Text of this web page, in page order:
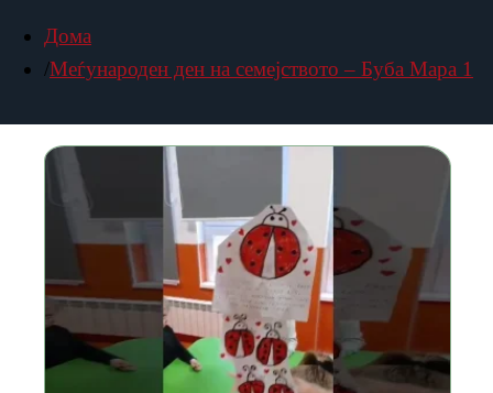
Дома
Меѓународен ден на семејството – Буба Мара 1